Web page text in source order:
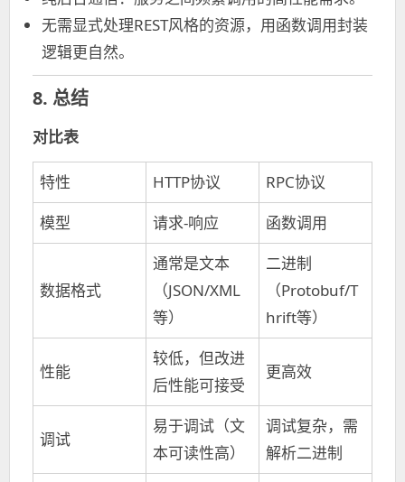
无需显式处理REST风格的资源，用函数调用封装
逻辑更自然。
8. 总结
对比表
特性 HTTP协议
RPC协议
模型
请求-响应 函数调用
数据格式
通常是文本
（JSON/XML
等）
二进制
（Protobuf/T
hrift等）
性能
较低，但改进
后性能可接受
更高效
调试
易于调试（文
本可读性高）
调试复杂，需
解析二进制